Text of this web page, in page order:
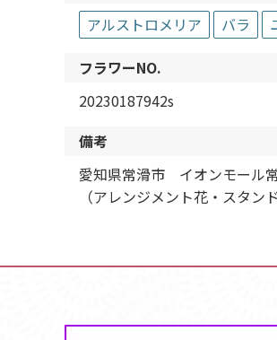
アルストロメリア
バラ
フラワーNO.
20230187942s
備考
愛知県常滑市 イオンモール
（アレンジメント花・スタ